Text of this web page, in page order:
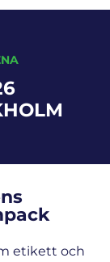
etikett och